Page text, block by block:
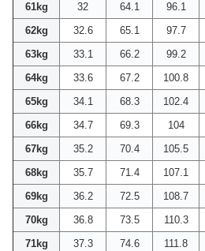
61kg
32 64.1 96.1
62kg
32.6 65.1 97.7
63kg
33.1 66.2 99.2
64kg
33.6 67.2 100.8
65kg
34.1 68.3 102.4
66kg
34.7 69.3 104
67kg
35.2 70.4 105.5
68kg
35.7 71.4 107.1
69kg
36.2 72.5 108.7
70kg
36.8 73.5 110.3
71kg
37.3 74.6 111.8